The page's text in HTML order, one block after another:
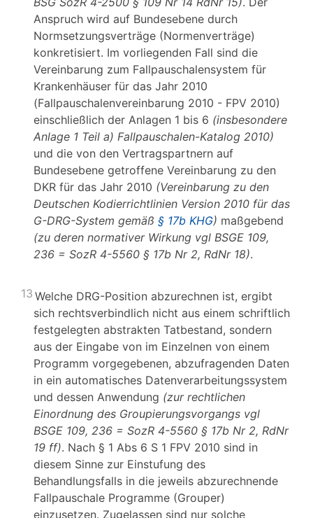
Anspruch wird auf Bundesebene durch
Normsetzungsverträge (Normenverträge)
konkretisiert. Im vorliegenden Fall sind die
Vereinbarung zum Fallpauschalensystem für
Krankenhäuser für das Jahr 2010
(Fallpauschalenvereinbarung 2010 - FPV 2010)
einschließlich der Anlagen 1 bis 6 (insbesondere
Anlage 1 Teil a) Fallpauschalen-Katalog 2010)
und die von den Vertragspartnern auf
Bundesebene getroffene Vereinbarung zu den
DKR für das Jahr 2010 (Vereinbarung zu den
Deutschen Kodierrichtlinien Version 2010 für das
G-DRG-System gemäß § 17b KHG) maßgebend
(zu deren normativer Wirkung vgl BSGE 109,
236 = SozR 4-5560 § 17b Nr 2, RdNr 18).
13 Welche DRG-Position abzurechnen ist, ergibt
sich rechtsverbindlich nicht aus einem schriftlich
festgelegten abstrakten Tatbestand, sondern
aus der Eingabe von im Einzelnen von einem
Programm vorgegebenen, abzufragenden Daten
in ein automatisches Datenverarbeitungssystem
und dessen Anwendung (zur rechtlichen
Einordnung des Groupierungsvorgangs vgl
BSGE 109, 236 = SozR 4-5560 § 17b Nr 2, RdNr
19 ff). Nach § 1 Abs 6 S 1 FPV 2010 sind in
diesem Sinne zur Einstufung des
Behandlungsfalls in die jeweils abzurechnende
Fallpauschale Programme (Grouper)
einzusetzen. Zugelassen sind nur solche